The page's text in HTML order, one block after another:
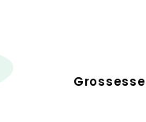
Grossesse